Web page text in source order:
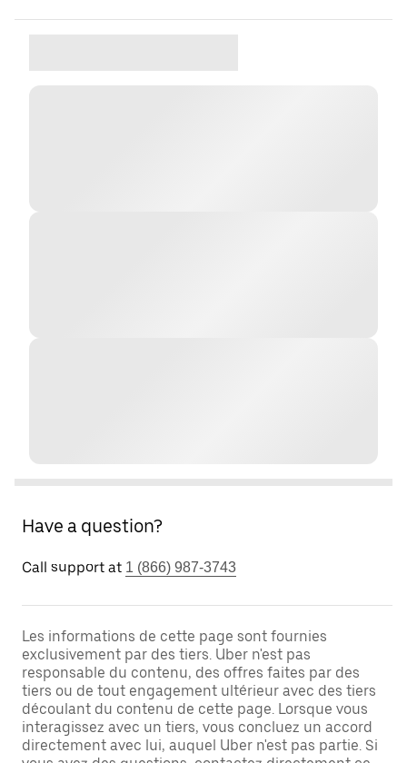
Have a question?
Call support at 1 (866) 987-3743
Les informations de cette page sont fournies
exclusivement par des tiers. Uber n'est pas
responsable du contenu, des offres faites par des
tiers ou de tout engagement ultérieur avec des tiers
découlant du contenu de cette page. Lorsque vous
interagissez avec un tiers, vous concluez un accord
directement avec lui, auquel Uber n'est pas partie. Si